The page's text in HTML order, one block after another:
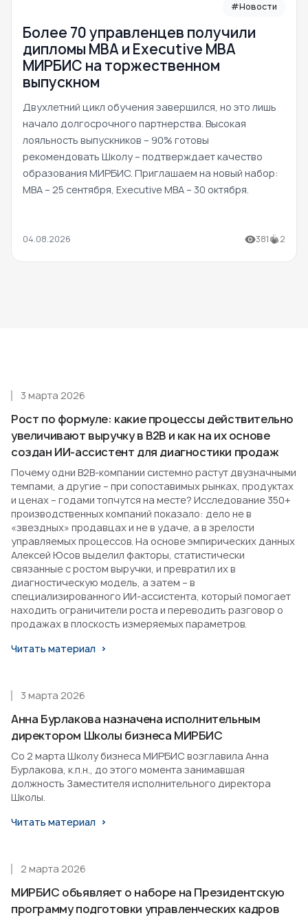
#Новости
Более 70 управленцев получили
дипломы MBA и Executive MBA
МИРБИС на торжественном
выпускном
Двухлетний цикл обучения завершился, но это лишь
начало долгосрочного партнерства. Высокая
лояльность выпускников – 90% готовы
рекомендовать Школу – подтверждает качество
образования МИРБИС. Приглашаем на новый набор:
MBA – 25 сентября, Executive MBA – 30 октября.
04.08.2026 381 2
Рост по формуле: какие процессы действительно
увеличивают выручку в B2B и как на их основе
создан ИИ-ассистент для диагностики продаж
3 марта 2026
Почему одни B2B-компании системно растут двузначными
темпами, а другие – при сопоставимых рынках, продуктах
и ценах – годами топчутся на месте? Исследование 350+
производственных компаний показало: дело не в
«звездных» продавцах и не в удаче, а в зрелости
управляемых процессов. На основе эмпирических данных
Алексей Юсов выделил факторы, статистически
связанные с ростом выручки, и превратил их в
диагностическую модель, а затем – в
специализированного ИИ-ассистента, который помогает
находить ограничители роста и переводить разговор о
продажах в плоскость измеряемых параметров.
Читать материал
Анна Бурлакова назначена исполнительным
директором Школы бизнеса МИРБИС
3 марта 2026
Со 2 марта Школу бизнеса МИРБИС возглавила Анна
Бурлакова, к.п.н., до этого момента занимавшая
должность Заместителя исполнительного директора
Школы.
Читать материал
МИРБИС объявляет о наборе на Президентскую
программу подготовки управленческих кадров
2 марта 2026